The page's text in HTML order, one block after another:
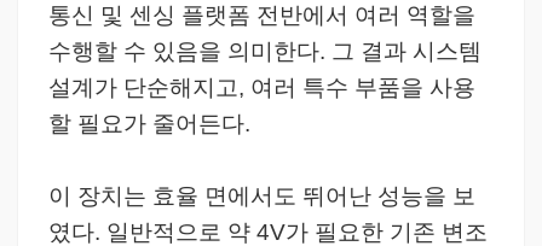
통신 및 센싱 플랫폼 전반에서 여러 역할을
수행할 수 있음을 의미한다. 그 결과 시스템
설계가 단순해지고, 여러 특수 부품을 사용
할 필요가 줄어든다.
이 장치는 효율 면에서도 뛰어난 성능을 보
였다. 일반적으로 약 4V가 필요한 기존 변조